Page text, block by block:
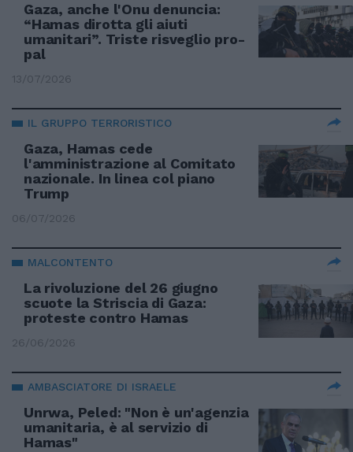
Gaza, anche l'Onu denuncia:
“Hamas dirotta gli aiuti
umanitari”. Triste risveglio pro-
pal
13/07/2026
IL GRUPPO TERRORISTICO
Gaza, Hamas cede
l'amministrazione al Comitato
nazionale. In linea col piano
Trump
06/07/2026
MALCONTENTO
La rivoluzione del 26 giugno
scuote la Striscia di Gaza:
proteste contro Hamas
26/06/2026
AMBASCIATORE DI ISRAELE
Unrwa, Peled: "Non è un'agenzia
umanitaria, è al servizio di
Hamas"